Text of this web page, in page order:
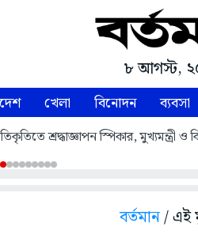
৮ আগস্ট,
খেলা বিনোদন ব্যবসা
শ্রদ্ধাজ্ঞাপন স্পিকার, মুখ্যমন্ত্রী ও
বর্তমান/ এই